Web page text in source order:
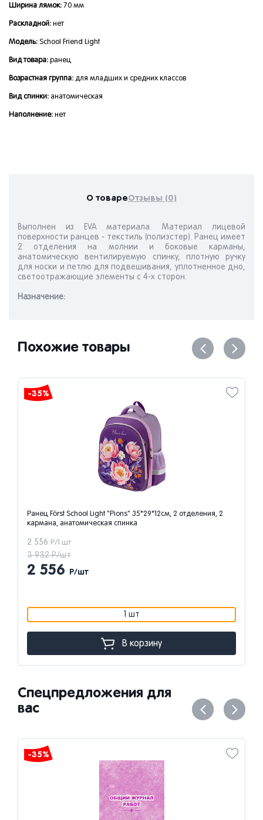
Ширина лямок: 70 мм
Раскладной: нет
Модель: School Friend Light
Вид товара: ранец
Возрастная группа: для младших и средних классов
Вид спинки: анатомическая
Наполнение: нет
О товареОтзывы (0)
Выполнен из EVA материала. Материал лицевой
поверхности ранцев - текстиль (полиэстер). Ранец имеет
2 отделения на молнии и боковые карманы,
анатомическую вентилируемую спинку, плотную ручку
для носки и петлю для подвешивания, уплотненное дно,
светоотражающие элементы с 4-х сторон.
Назначениe:
Похожие товары
-35%
Ранец Först School Light "Pions" 35*29*12см, 2 отделения, 2
кармана, анатомическая спинка
2 556 Р/1 шт
3 932 Р/шт
2 556 Р/шт
1 шт
В корзину
Спецпредложения для
вас
-35%